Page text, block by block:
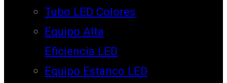
Tubo LED Colores
Equipo Alta
Eficiencia LED
Equipo Estanco LED